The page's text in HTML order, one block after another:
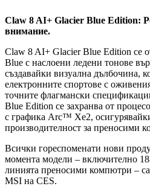
Claw 8 AI+ Glacier Blue Edition:
внимание.
Claw 8 AI+ Glacier Blue Edition се
Blue с наслоени ледени тонове
създавайки визуална дълбочина,
електронните спортове с
точните флагмански
Blue Edition се захранва от
с графика Arc™ Xe2,
производителност за преносими
Всички гореспоменати нови
момента модели – включително
линията преносими компютри –
MSI на CES.